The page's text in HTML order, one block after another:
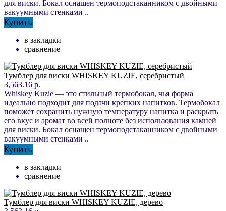
для виски. Бокал оснащен термоподстаканником с двойными
вакуумными стенками ..
Купить
в закладки
сравнение
Тумблер для виски WHISKEY KUZIE, серебристый
3,563.16 р.
Whiskey Kuzie — это стильный термобокал, чья форма
идеально подходит для подачи крепких напитков. Термобокал
поможет сохранить нужную температуру напитка и раскрыть
его вкус и аромат во всей полноте без использования камней
для виски. Бокал оснащен термоподстаканником с двойными
вакуумными стенками ..
Купить
в закладки
сравнение
Тумблер для виски WHISKEY KUZIE, дерево